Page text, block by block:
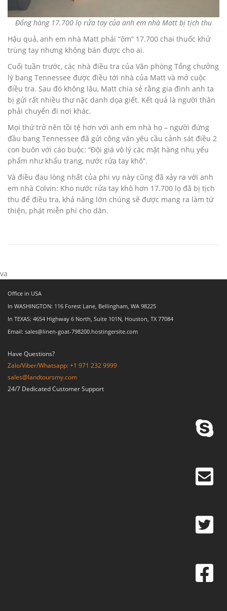
Đống hàng 17.700 lọ rửa tay của anh em nhà Matt bị tịch thu
Hậu quả, anh em nhà Matt phải “ôm” 17.700 chai thuốc khử
trùng tay nhưng không bán được cho ai.
Cuối tuần trước, các nhà điều tra của Văn phòng Tổng chưởng
lý bang Tennessee được điều tới nhà của Matt và mở cuộc
điều tra. Sau đó không lâu, Matt chia sẻ rằng gia đình anh ta
bị gửi rất nhiều thư nặc danh dọa giết. Kết quả là người thân
phải chuyển đi nơi khác.
Mọi thứ trở nên tồi tệ hơn với anh em nhà họ – người đứng
đầu bang Tennessee đã gửi công văn yêu cầu cảnh sát điều 2
con buôn với cáo buộc: “Đội giá vô lý các mặt hàng nhu yếu
phẩm như khẩu trang, nước rửa tay khô”.
Và điều đau lòng nhất của phi vụ này cũng đã xảy ra với anh
em nhà Colvin: Kho nước rửa tay khô hơn 17.700 lọ đã bị tịch
thu để điều tra, khả năng lớn chúng sẽ được mang ra làm từ
thiện, phát miễn phí cho dân.
va
Office in USA
In WASHINGTON: 116 Forest Lane, Bellingham, WA 98225
In TEXAS: 4654 Highway 6 North, Suite 101N, Houston, TX 77084
Email: sales@linen-goat-798200.hostingersite.com
Have Questions?
Zalo/Viber/Whatsapp: +1 971 232 9999
sales@landtoursmy.com
24/7 Dedicated Customer Support